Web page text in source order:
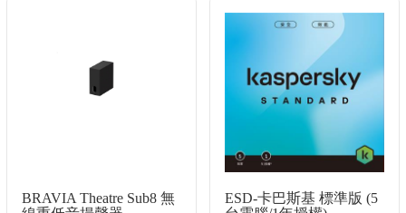
BRAVIA Theatre Sub8 無
ESD-卡巴斯基 標準版 (5